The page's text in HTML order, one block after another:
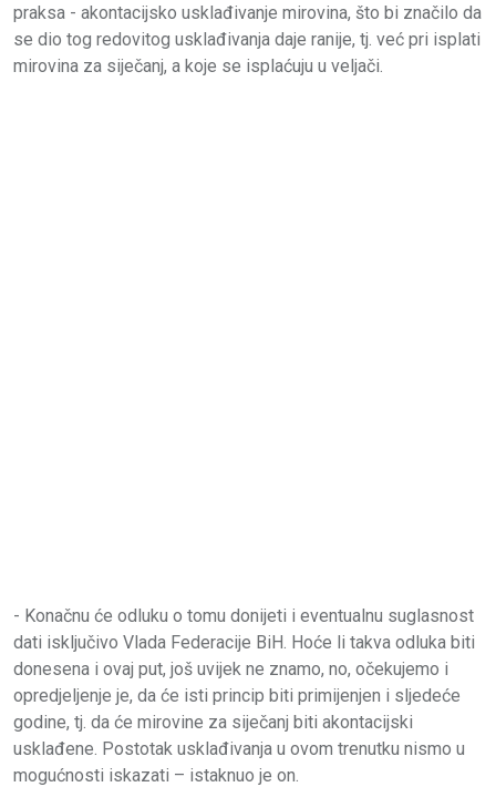
praksa - akontacijsko usklađivanje mirovina, što bi značilo da
se dio tog redovitog usklađivanja daje ranije, tj. već pri isplati
mirovina za siječanj, a koje se isplaćuju u veljači.
- Konačnu će odluku o tomu donijeti i eventualnu suglasnost
dati isključivo Vlada Federacije BiH. Hoće li takva odluka biti
donesena i ovaj put, još uvijek ne znamo, no, očekujemo i
opredjeljenje je, da će isti princip biti primijenjen i sljedeće
godine, tj. da će mirovine za siječanj biti akontacijski
usklađene. Postotak usklađivanja u ovom trenutku nismo u
mogućnosti iskazati – istaknuo je on.